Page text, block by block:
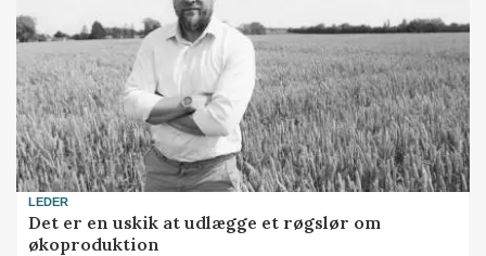
LEDER
Det er en uskik at udlægge et røgslør om
økoproduktion